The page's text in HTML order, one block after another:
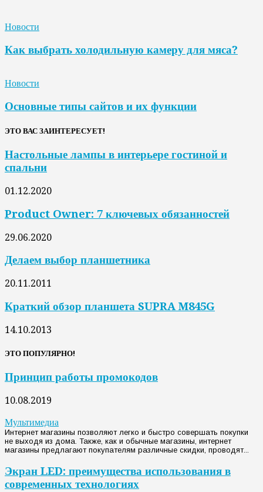
Новости
Как выбрать холодильную камеру для мяса?
Новости
Основные типы сайтов и их функции
ЭТО ВАС ЗАИНТЕРЕСУЕТ!
Настольные лампы в интерьере гостиной и
спальни
01.12.2020
Product Owner: 7 ключевых обязанностей
29.06.2020
Делаем выбор планшетника
20.11.2011
Краткий обзор планшета SUPRA M845G
14.10.2013
ЭТО ПОПУЛЯРНО!
Принцип работы промокодов
10.08.2019
Мультимедиа
Интернет магазины позволяют легко и быстро совершать покупки
не выходя из дома. Также, как и обычные магазины, интернет
магазины предлагают покупателям различные скидки, проводят...
Экран LED: преимущества использования в
современных технологиях